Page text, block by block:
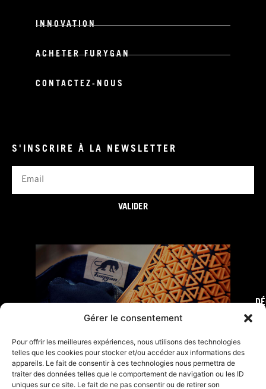
Gérer le consentement
Pour offrir les meilleures expériences, nous utilisons des technologies
telles que les cookies pour stocker et/ou accéder aux informations des
appareils. Le fait de consentir à ces technologies nous permettra de
traiter des données telles que le comportement de navigation ou les ID
uniques sur ce site. Le fait de ne pas consentir ou de retirer son
INNOVATION
ACHETER FURYGAN
CONTACTEZ-NOUS
S'INSCRIRE À LA NEWSLETTER
VALIDER